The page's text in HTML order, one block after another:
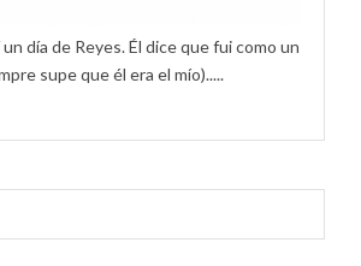
día de Reyes. Él dice que fui como un
supe que él era el mío).....